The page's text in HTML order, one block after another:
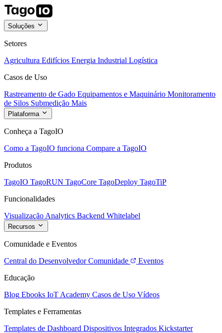
Soluções
Setores
Agricultura Edifícios Energia Industrial Logística
Casos de Uso
Rastreamento de Gado Equipamentos e Maquinário Monitoramento
de Silos Submedição Mais
Plataforma
Conheça a TagoIO
Como a TagoIO funciona Compare a TagoIO
Produtos
TagoIO TagoRUN TagoCore TagoDeploy TagoTiP
Funcionalidades
Visualização Analytics Backend Whitelabel
Recursos
Comunidade e Eventos
Central do Desenvolvedor Comunidade
Eventos
Educação
Blog Ebooks IoT Academy Casos de Uso Vídeos
Templates e Ferramentas
Templates de Dashboard Dispositivos Integrados Kickstarter